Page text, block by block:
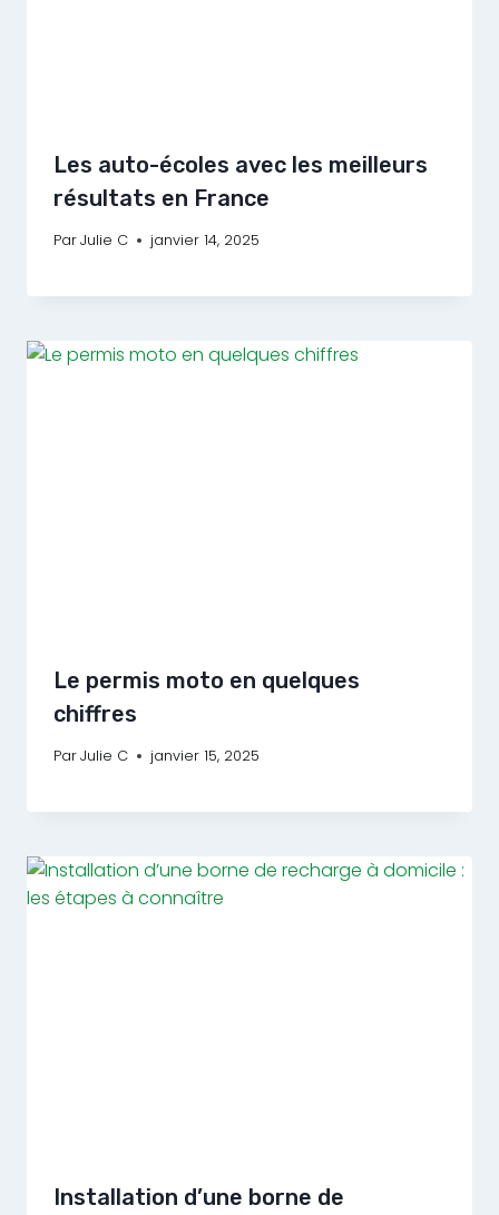
Les auto-écoles avec les meilleurs
résultats en France
ParJulie C janvier 14, 2025
Le permis moto en quelques
chiffres
ParJulie C janvier 15, 2025
Installation d’une borne de